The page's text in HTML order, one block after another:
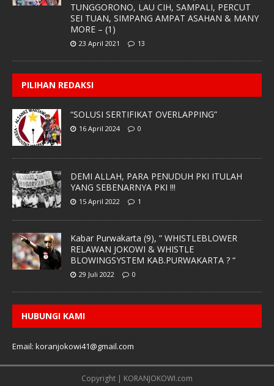
TUNGGORONO, LAU CIH, SAMPALI, PERCUT
SEI TUAN, SIMPANG AMPAT ASAHAN & MANY
MORE – (1)
23 April 2021 13
PILIHAN REDAKSI
“SOLUSI SERTIFIKAT OVERLAPPING”
16 April 2024 0
DEMI ALLAH, PARA PENUDUH PKI ITULAH
YANG SEBENARNYA PKI !!!
15 April 2022 1
Kabar Purwakarta (9), ” WHISTLEBLOWER
RELAWAN JOKOWI & WHISTLE
BLOWINGSYSTEM KAB.PURWAKARTA ? “
29 Juli 2022 0
HUBUNGI KAMI
Email: koranjokowi41@gmail.com
Copyright | KORANJOKOWI.com